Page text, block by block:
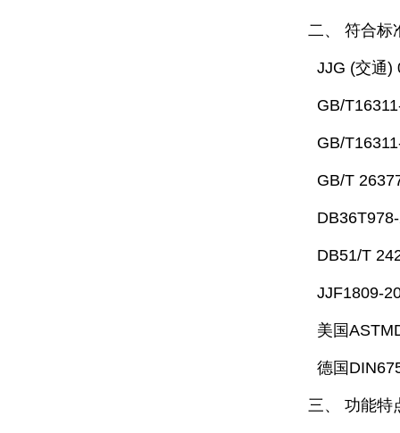
二、 符合标
JJG (交通)
GB/
GB/
GB/T
DB51/T
JJF1809-
美国
德国
三、 功能特